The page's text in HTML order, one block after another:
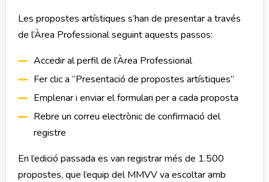
Les propostes artístiques s’han de presentar a través
de l’Àrea Professional seguint aquests passos:
Accedir al perfil de l’Àrea Professional
Fer clic a “Presentació de propostes artístiques”
Emplenar i enviar el formulari per a cada proposta
Rebre un correu electrònic de confirmació del
registre
En l’edició passada es van registrar més de 1.500
propostes, que l’equip del MMVV va escoltar amb